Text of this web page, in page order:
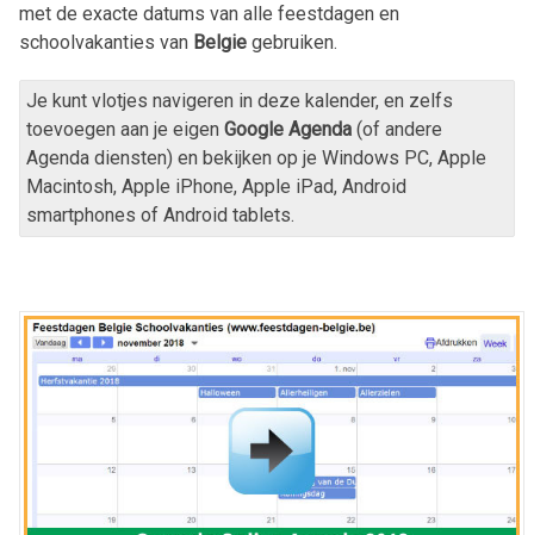
met de exacte datums van alle feestdagen en
schoolvakanties van Belgie gebruiken.
Je kunt vlotjes navigeren in deze kalender, en zelfs
toevoegen aan je eigen Google Agenda (of andere
Agenda diensten) en bekijken op je Windows PC, Apple
Macintosh, Apple iPhone, Apple iPad, Android
smartphones of Android tablets.